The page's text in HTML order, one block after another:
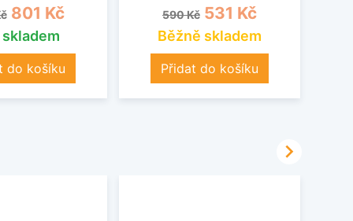
cena
Cena
801 Kč
skladem
do košíku
Běžná cena
590 Kč Cena
531 Kč
Běžně skladem
Přidat do košíku
